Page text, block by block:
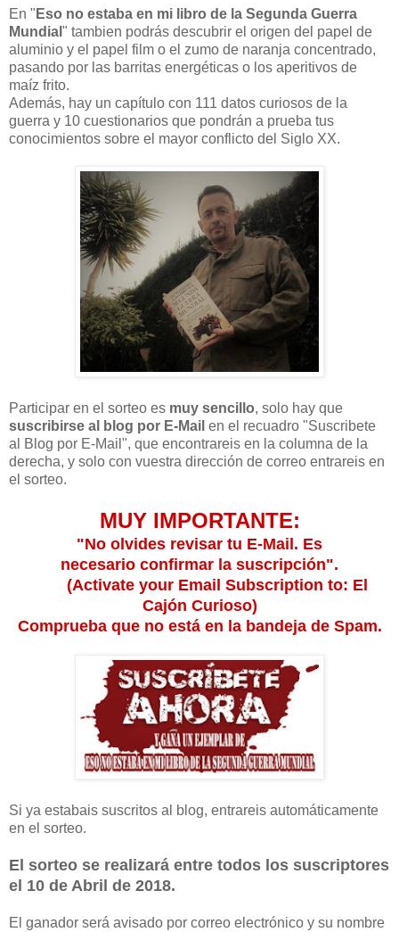
En " Eso no estaba en mi libro de la Segunda Guerra
Mundial " tambien podrás descubrir el origen del papel de
aluminio y el papel film o el zumo de naranja concentrado,
pasando por las barritas energéticas o los aperitivos de
maíz frito.
Además, hay un capítulo con 111 datos curiosos de la
guerra y 10 cuestionarios que pondrán a prueba tus
conocimientos sobre el mayor conflicto del Siglo XX.
Participar en el sorteo es muy sencillo, solo hay que
suscribirse al blog por E-Mail en el recuadro "Suscribete
al Blog por E-Mail", que encontrareis en la columna de la
derecha, y solo con vuestra dirección de correo entrareis en
el sorteo.
MUY IMPORTANTE:
"No olvides revisar tu E-Mail. Es
necesario confirmar la suscripción".
(Activate your Email Subscription to: El
Cajón Curioso)
Comprueba que no está en la bandeja de Spam.
Si ya estabais suscritos al blog, entrareis automáticamente
en el sorteo.
El sorteo se realizará entre todos los suscriptores
el 10 de Abril de 2018.
El ganador será avisado por correo electrónico y su nombre